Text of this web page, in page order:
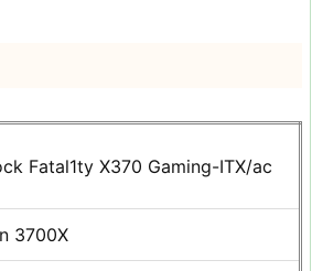
Fatal1ty X370 Gaming-ITX/ac
3700X